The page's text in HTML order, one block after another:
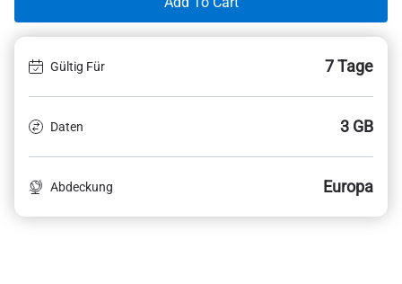
Gültig Für 7 Tage
Daten 3 GB
Abdeckung Europa